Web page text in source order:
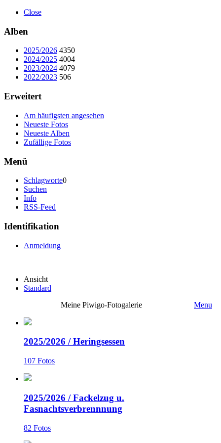
Close
Alben
2025/2026 4350
2024/2025 4004
2023/2024 4079
2022/2023 506
Erweitert
Am häufigsten angesehen
Neueste Fotos
Neueste Alben
Zufällige Fotos
Menü
Schlagworte0
Suchen
Info
RSS-Feed
Identifikation
Anmeldung
Ansicht
Standard
Meine Piwigo-Fotogalerie
Menu
2025/2026 /Heringsessen
107 Fotos
2025/2026 /Fackelzug u.
Fasnachtsverbrennnung
82 Fotos